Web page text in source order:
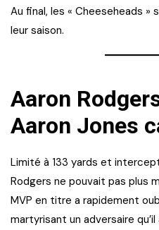
Au final, les « Cheeseheads »
leur saison.
Aaron
Aaron Jones
Limité à 133 yards et
Rodgers ne pouvait pas plus
MVP en titre a rapidement
martyrisant un adversaire